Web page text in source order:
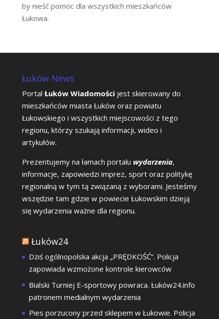
by nieść pomoc dla wszystkich mieszkańców
Łukowa.
Łuków News
Portal Łuków Wiadomościjest skierowany do
mieszkańców miasta Łuków oraz powiatu
Łukowskiego i wszystkich miejscowości z tego
regionu, którzy szukają informacji, wideo i
artykułów.
Prezentujemy na łamach portalu wydarzenia,
informacje, zapowiedzi imprez, sport oraz politykę
regionalną w tym tą związaną z wyborami. Jesteśmy
wszędzie tam gdzie w powiecie Łukowskim dzieją
się wydarzenia ważne dla regionu.
Łuków24
Dziś ogólnopolska akcja „PRĘDKOŚĆ”. Policja
zapowiada wzmożone kontrole kierowców
Bialski Turniej E-sportowy powraca. Łuków24.info
patronem medialnym wydarzenia
Pies porzucony przed sklepem w Łukowie. Policja